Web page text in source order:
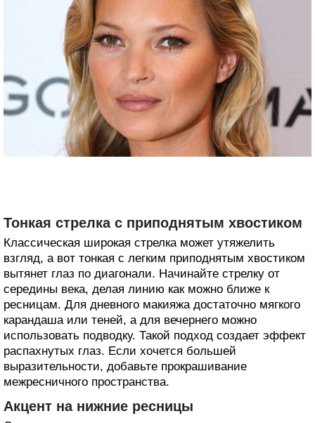
Тонкая стрелка с приподнятым хвостиком
Классическая широкая стрелка может утяжелить
взгляд, а вот тонкая с легким приподнятым хвостиком
вытянет глаз по диагонали. Начинайте стрелку от
середины века, делая линию как можно ближе к
ресницам. Для дневного макияжа достаточно мягкого
карандаша или теней, а для вечернего можно
использовать подводку. Такой подход создает эффект
распахнутых глаз. Если хочется большей
выразительности, добавьте прокрашивание
межресничного пространства.
Акцент на нижние ресницы